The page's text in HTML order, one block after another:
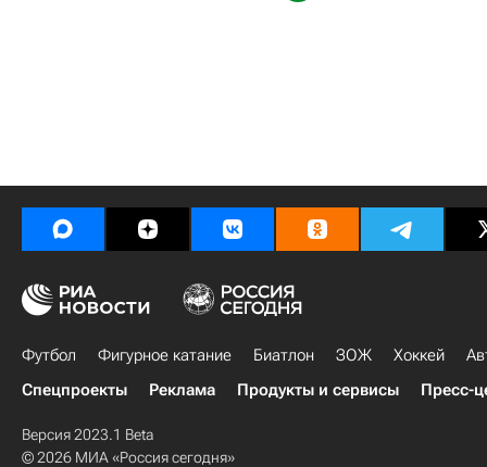
Футбол Фигурное катание Биатлон ЗОЖ Хоккей
Спецпроекты
Реклама Продукты и сервисы Пресс-
Версия 2023.1 Beta
© 2026 МИА «Россия сегодня»